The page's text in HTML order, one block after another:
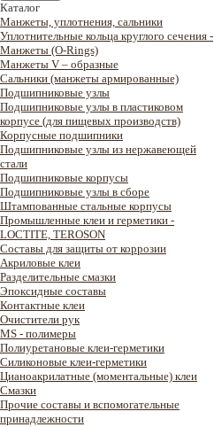
Каталог
Манжеты, уплотнения, сальники
Уплотнительные кольца круглого сечения -
Манжеты (O-Rings)
Манжеты V – образные
Сальники (манжеты армированные)
Подшипниковые узлы
Подшипниковые узлы в пластиковом
корпусе (для пищевых производств)
Корпусные подшипники
Подшипниковые узлы из нержавеющей
стали
Подшипниковые корпусы
Подшипниковые узлы в сборе
Штампованные стальные корпусы
Промышленные клеи и герметики -
LOCTITE, TEROSON
Составы для защиты от коррозии
Акриловые клеи
Разделительные смазки
Эпоксидные составы
Контактные клеи
Очистители рук
MS - полимеры
Полиуретановые клеи-герметики
Силиконовые клеи-герметики
Цианоакрилатные (моментальные) клеи
Смазки
Прочие составы и вспомогательные
принадлежности